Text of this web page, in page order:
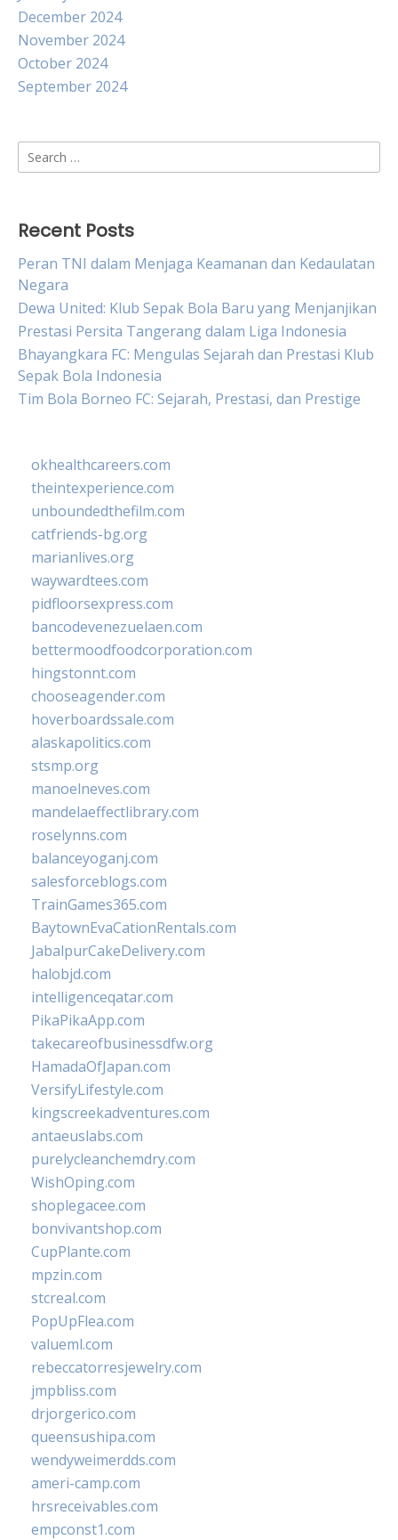
December 2024
November 2024
October 2024
September 2024
Search
for:
Recent Posts
Peran TNI dalam Menjaga Keamanan dan Kedaulatan
Negara
Dewa United: Klub Sepak Bola Baru yang Menjanjikan
Prestasi Persita Tangerang dalam Liga Indonesia
Bhayangkara FC: Mengulas Sejarah dan Prestasi Klub
Sepak Bola Indonesia
Tim Bola Borneo FC: Sejarah, Prestasi, dan Prestige
okhealthcareers.com
theintexperience.com
unboundedthefilm.com
catfriends-bg.org
marianlives.org
waywardtees.com
pidfloorsexpress.com
bancodevenezuelaen.com
bettermoodfoodcorporation.com
hingstonnt.com
chooseagender.com
hoverboardssale.com
alaskapolitics.com
stsmp.org
manoelneves.com
mandelaeffectlibrary.com
roselynns.com
balanceyoganj.com
salesforceblogs.com
TrainGames365.com
BaytownEvaCationRentals.com
JabalpurCakeDelivery.com
halobjd.com
intelligenceqatar.com
PikaPikaApp.com
takecareofbusinessdfw.org
HamadaOfJapan.com
VersifyLifestyle.com
kingscreekadventures.com
antaeuslabs.com
purelycleanchemdry.com
WishOping.com
shoplegacee.com
bonvivantshop.com
CupPlante.com
mpzin.com
stcreal.com
PopUpFlea.com
valueml.com
rebeccatorresjewelry.com
jmpbliss.com
drjorgerico.com
queensushipa.com
wendyweimerdds.com
ameri-camp.com
hrsreceivables.com
empconst1.com